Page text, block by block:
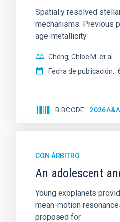
Spatially resolved
mechanisms. Previous
age-metallicity
Cheng, Chloe M. et al.
Fecha de publicación:
BIBCODE
CON ÁRBITRO
An adolescent
Young exoplanets
mean-motion
proposed for